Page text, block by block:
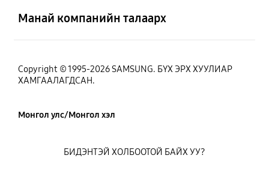
Манай компанийн талаарх
Copyright © 1995-2026 SAMSUNG. БҮХ ЭРХ ХУУЛИАР
ХАМГААЛАГДСАН.
Монгол улс/Монгол хэл
БИДЭНТЭЙ ХОЛБООТОЙ БАЙХ УУ?